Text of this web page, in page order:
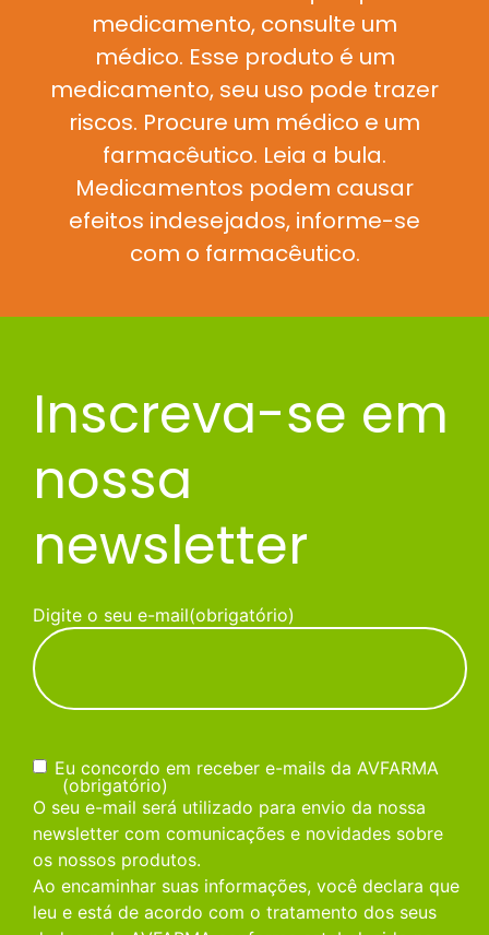
medicamento, consulte um
médico. Esse produto é um
medicamento, seu uso pode trazer
riscos. Procure um médico e um
farmacêutico. Leia a bula.
Medicamentos podem causar
efeitos indesejados, informe-se
com o farmacêutico.
Inscreva-se em
nossa
newsletter
Digite o seu e-mail(obrigatório)
Consentimento(obrigatório)
Eu concordo em receber e-mails da AVFARMA
(obrigatório)
O seu e-mail será utilizado para envio da nossa
newsletter com comunicações e novidades sobre
os nossos produtos.
Ao encaminhar suas informações, você declara que
leu e está de acordo com o tratamento dos seus